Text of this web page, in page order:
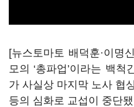
[뉴스토마토 배덕훈·이명
모의 ‘총파업 ’이라는 백척
가 사실상 마지막 노사 협
등의 심화로 교섭이 중단